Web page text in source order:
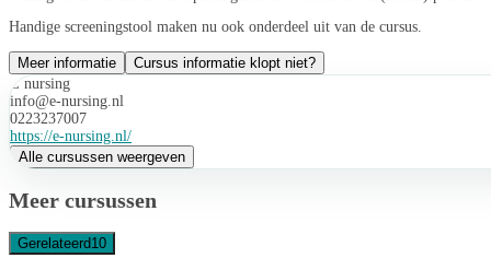
Handige screeningstool maken nu ook onderdeel uit van de cursus.
Meer informatie
Cursus informatie klopt niet?
E nursing
info@e-nursing.nl
0223237007
https://e-nursing.nl/
Alle cursussen weergeven
Meer cursussen
Gerelateerd10